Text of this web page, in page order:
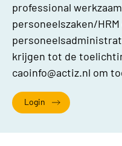
professional
personeelszaken/
krijgen tot de
caoinfo@actiz.nl om
Login